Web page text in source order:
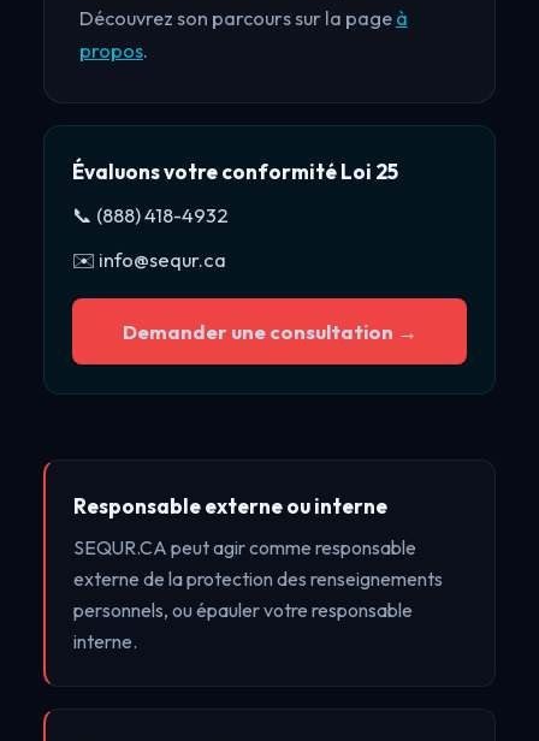
Découvrez son parcours sur la page à
propos.
Évaluons votre conformité Loi 25
📞 (888) 418-4932
✉️ info@sequr.ca
Demander une consultation →
Responsable externe ou interne
SEQUR.CA peut agir comme responsable
externe de la protection des renseignements
personnels, ou épauler votre responsable
interne.